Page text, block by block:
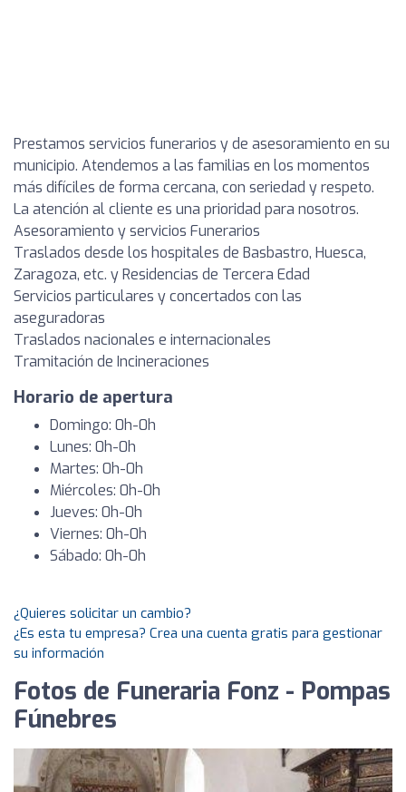
Prestamos servicios funerarios y de asesoramiento en su
municipio. Atendemos a las familias en los momentos
más difíciles de forma cercana, con seriedad y respeto.
La atención al cliente es una prioridad para nosotros.
Asesoramiento y servicios Funerarios
Traslados desde los hospitales de Basbastro, Huesca,
Zaragoza, etc. y Residencias de Tercera Edad
Servicios particulares y concertados con las
aseguradoras
Traslados nacionales e internacionales
Tramitación de Incineraciones
Horario de apertura
Domingo: 0h-0h
Lunes: 0h-0h
Martes: 0h-0h
Miércoles: 0h-0h
Jueves: 0h-0h
Viernes: 0h-0h
Sábado: 0h-0h
¿Quieres solicitar un cambio?
¿Es esta tu empresa? Crea una cuenta gratis para gestionar
su información
Fotos de Funeraria Fonz - Pompas
Fúnebres